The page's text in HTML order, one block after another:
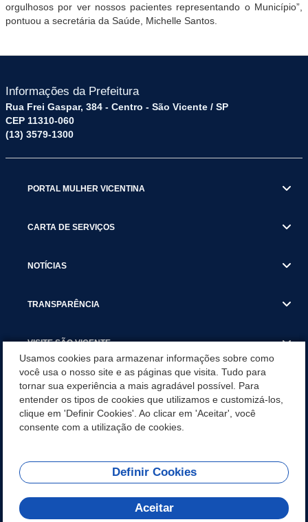
orgulhosos por ver nossos pacientes representando o Município”,
pontuou a secretária da Saúde, Michelle Santos.
Informações da Prefeitura
Rua Frei Gaspar, 384 - Centro - São Vicente / SP
CEP 11310-060
(13) 3579-1300
PORTAL MULHER VICENTINA
CARTA DE SERVIÇOS
NOTÍCIAS
TRANSPARÊNCIA
VISITE SÃO VICENTE
SÃO VICENTE REFORÇA REDE DE PROTEÇÃO ÀS MULHERES
DURANTE O AGOSTO LILÁS COM AÇÕES DE
CONSCIENTIZAÇÃO E ACOLHIMENTO
REDES SOCIAIS
Usamos cookies para armazenar informações sobre como
você usa o nosso site e as páginas que visita. Tudo para
tornar sua experiência a mais agradável possível. Para
entender os tipos de cookies que utilizamos e customizá-los,
clique em 'Definir Cookies'. Ao clicar em 'Aceitar', você
consente com a utilização de cookies.
Definir Cookies
Aceitar
Olá! Como
posso te ajudar?